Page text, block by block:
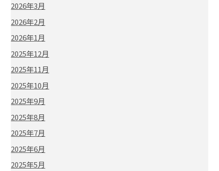
2026年3月
2026年2月
2026年1月
2025年12月
2025年11月
2025年10月
2025年9月
2025年8月
2025年7月
2025年6月
2025年5月